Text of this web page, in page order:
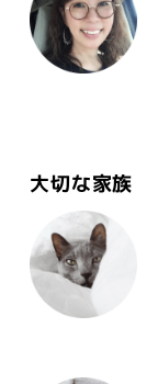
大切な家族